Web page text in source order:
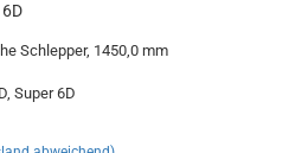
Schlepper, 1450,0 mm
Super 6D